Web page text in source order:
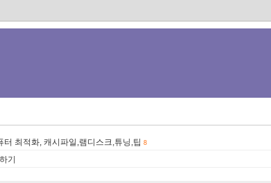
최적화, 캐시파일,램디스크,튜닝,팁 8
기